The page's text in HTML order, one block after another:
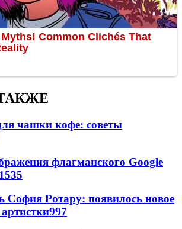
чашки кофе: советы
флагманского Google
1535
София Ротару: появилось новое
997